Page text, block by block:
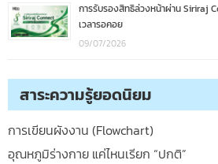
การรับรองสิทธิล่วงหน้าผ่าน Siriraj
เวลารอคอย
09/07/2026
สาระความรู้ยอดนิยม
การเขียนผังงาน (Flowchart)
อุณหภูมิร่างกาย แค่ไหนเรียก “ปกติ”